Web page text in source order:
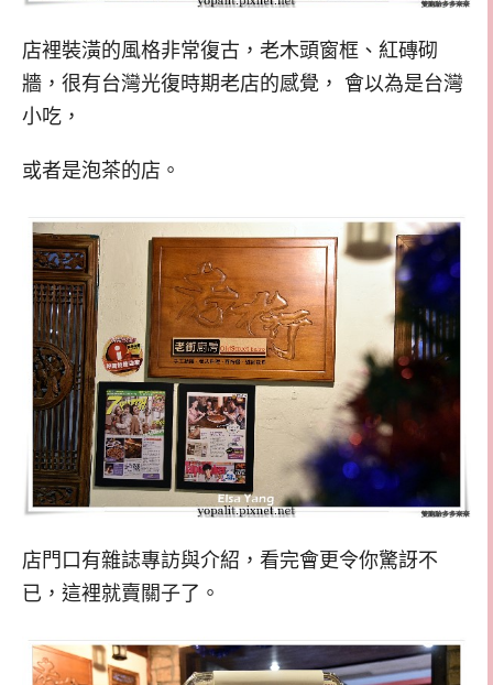
店裡裝潢的風格非常復古，老木頭窗框、紅磚砌
牆，很有台灣光復時期老店的感覺， 會以為是台灣
小吃，
或者是泡茶的店。
店門口有雜誌專訪與介紹，看完會更令你驚訝不
已，這裡就賣關子了。